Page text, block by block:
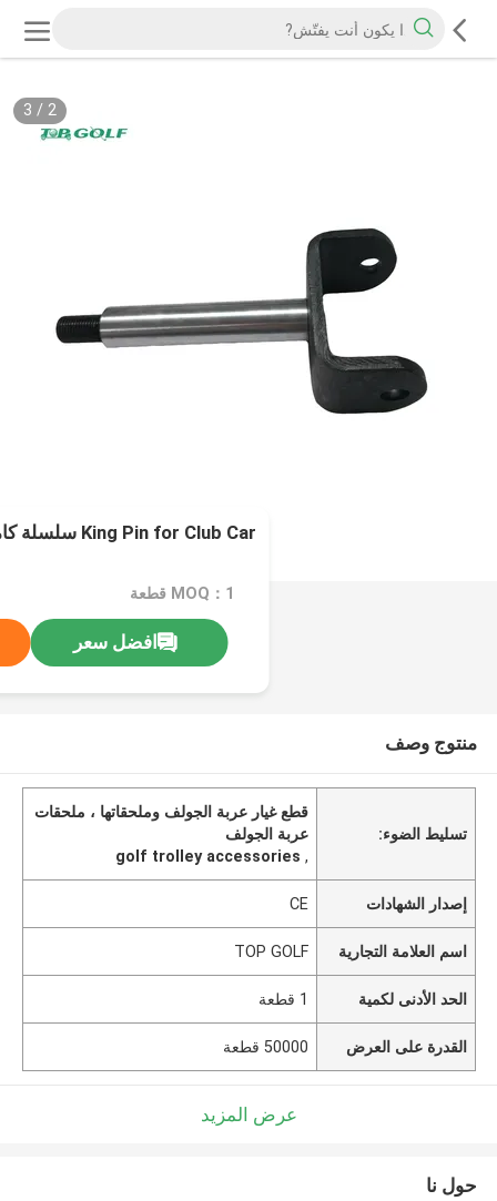
2
/
3
King Pin for Club Car سلسلة كاملة بثبات
MOQ：1 قطعة
افضل سعر
منتوج وصف
تسليط الضوء:
قطع غيار عربة الجولف وملحقاتها ، ملحقات
عربة الجولف
,
golf trolley accessories
إصدار الشهادات CE
اسم العلامة التجارية TOP GOLF
الحد الأدنى لكمية 1 قطعة
القدرة على العرض 50000 قطعة
عرض المزيد
حول نا